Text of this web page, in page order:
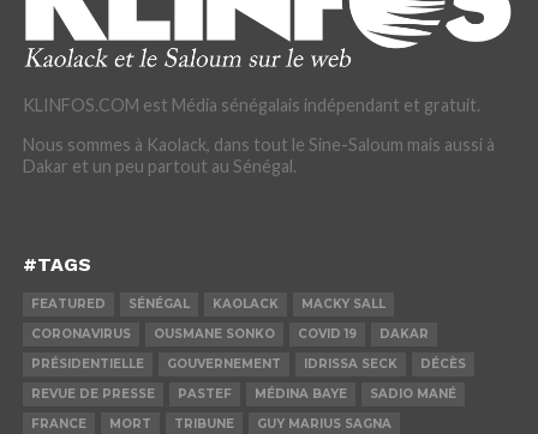
KLINFOS.COM est Média sénégalais indépendant et gratuit.
Nous sommes à Kaolack, dans tout le Sine-Saloum mais aussi à
Dakar et un peu partout au Sénégal.
#TAGS
FEATURED SÉNÉGAL KAOLACK
MACKY SALL
CORONAVIRUS
OUSMANE SONKO COVID 19
DAKAR
PRÉSIDENTIELLE
GOUVERNEMENT IDRISSA SECK
DÉCÈS
REVUE DE PRESSE
PASTEF MÉDINA BAYE
SADIO MANÉ
FRANCE
MORT TRIBUNE GUY MARIUS SAGNA